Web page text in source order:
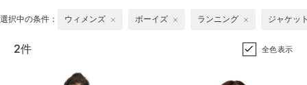
選択中の条件： ウィメンズ ボーイズ ランニング ジャケッ
2件 全色表示